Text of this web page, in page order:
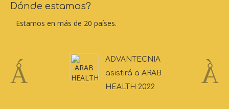
Dónde estamos?
Estamos en más de 20 países.
Advantecnia expuso sus Últimas
Novedades de Software en MEDICA